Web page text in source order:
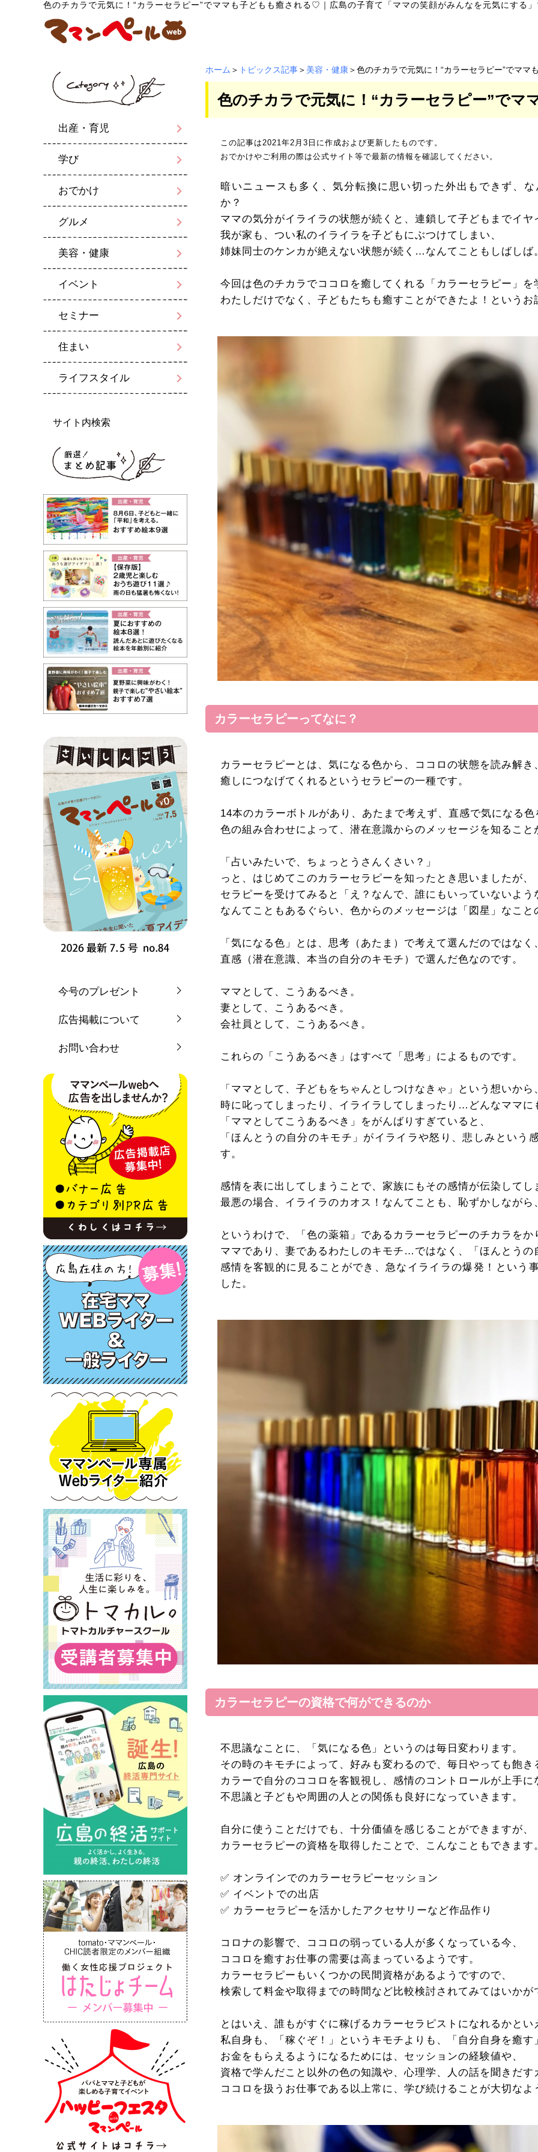
色のチカラで元気に！“カラーセラピー”でママも子どもも癒される♡ ｜ 広島の子育て「ママの笑顔がみんなを元気にする
ホーム ＞ トピックス記事＞ 美容・健康＞色のチカラで元気に！“カラーセラピー”でマ
色のチカラで元気に！“カラーセラピー”で
この記事は2021年2月3日に作成および更新したものです。
おでかけやご利用の際は公式サイト等で最新の情報を確認してください。
暗いニュースも多く、気分転換に思い切った外出もできず、
か？
ママの気分がイライラの状態が続くと、連鎖して子どもまでイ
我が家も、つい私のイライラを子どもにぶつけてしまい、
姉妹同士のケンカが絶えない状態が続く…なんてこともしばしば
今回は色のチカラでココロを癒してくれる「カラーセラピー」を
わたしだけでなく、子どもたちも癒すことができたよ！というお
カラーセラピーってなに？
カラーセラピーとは、気になる色から、ココロの状態を読み解き
癒しにつなげてくれるというセラピーの一種です。
14本のカラーボトルがあり、あたまで考えず、直感で気になる
色の組み合わせによって、潜在意識からのメッセージを知ること
「占いみたいで、ちょっとうさんくさい？」
っと、はじめてこのカラーセラピーを知ったとき思いましたが、
セラピーを受けてみると「え？なんで、誰にもいっていないよ
なんてこともあるぐらい、色からのメッセージは「図星」なこと
「気になる色」とは、思考（あたま）で考えて選んだのではなく
直感（潜在意識、本当の自分のキモチ）で選んだ色なのです。
ママとして、こうあるべき。
妻として、こうあるべき。
会社員として、こうあるべき。
これらの「こうあるべき」はすべて「思考」によるものです。
「ママとして、子どもをちゃんとしつけなきゃ」という想いから
時に叱ってしまったり、イライラしてしまったり…どんなママに
「ママとしてこうあるべき」をがんばりすぎていると、
「ほんとうの自分のキモチ」がイライラや怒り、悲しみとい
す。
感情を表に出してしまうことで、家族にもその感情が伝染してし
最悪の場合、イライラのカオス！なんてことも、恥ずかしなが
というわけで、「色の薬箱」であるカラーセラピーのチカラをか
ママであり、妻であるわたしのキモチ…ではなく、「ほんとうの
感情を客観的に見ることができ、急なイライラの爆発！という
した。
カラーセラピーの資格で何ができるのか
不思議なことに、「気になる色」というのは毎日変わります。
その時のキモチによって、好みも変わるので、毎日やっても飽
カラーで自分のココロを客観視し、感情のコントロールが上手に
不思議と子どもや周囲の人との関係も良好になっていきます。
自分に使うことだけでも、十分価値を感じることができますが、
カラーセラピーの資格を取得したことで、こんなこともできます
✅ オンラインでのカラーセラピーセッション
✅ イベントでの出店
✅ カラーセラピーを活かしたアクセサリーなど作品作り
コロナの影響で、ココロの弱っている人が多くなっている今、
ココロを癒すお仕事の需要は高まっているようです。
カラーセラピーもいくつかの民間資格があるようですので、
検索して料金や取得までの時間など比較検討されてみてはいかが
とはいえ、誰もがすぐに稼げるカラーセラピストになれるかと
私自身も、「稼ぐぞ！」というキモチよりも、「自分自身を癒
お金をもらえるようになるためには、セッションの経験値や、
資格で学んだこと以外の色の知識や、心理学、人の話を聞きだ
ココロを扱うお仕事である以上常に、学び続けることが大切なよ
出産・育児
学び
おでかけ
グルメ
美容・健康
イベント
セミナー
住まい
ライフスタイル
サイト内検索
今号のプレゼント
広告掲載について
お問い合わせ